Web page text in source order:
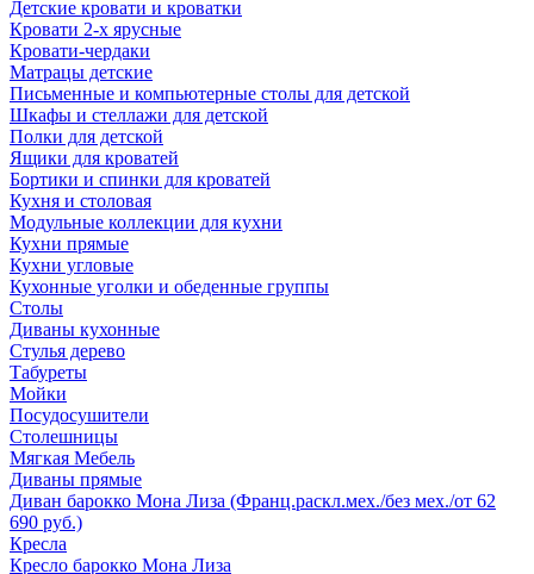
Детские кровати и кроватки
Кровати 2-х ярусные
Кровати-чердаки
Матрацы детские
Письменные и компьютерные столы для детской
Шкафы и стеллажи для детской
Полки для детской
Ящики для кроватей
Бортики и спинки для кроватей
Кухня и столовая
Модульные коллекции для кухни
Кухни прямые
Кухни угловые
Кухонные уголки и обеденные группы
Столы
Диваны кухонные
Стулья дерево
Табуреты
Мойки
Посудосушители
Столешницы
Мягкая Мебель
Диваны прямые
Диван барокко Мона Лиза (Франц.раскл.мех./без мех./от 62
690 руб.)
Кресла
Кресло барокко Мона Лиза